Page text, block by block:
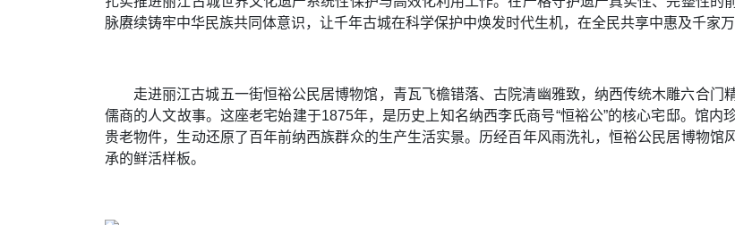
脉赓续铸牢中华民族共同体意识，让千年古城在科学保护中焕发时代生机，在全民共享中惠及千家万
走进丽江古城五一街恒裕公民居博物馆，青瓦飞檐错落、古院清幽雅致，纳西传统木雕六合
儒商的人文故事。这座老宅始建于1875年，是历史上知名纳西李氏商号“恒裕公”的核心宅邸。馆
贵老物件，生动还原了百年前纳西族群众的生产生活实景。历经百年风雨洗礼，恒裕公民居博物
承的鲜活样板。